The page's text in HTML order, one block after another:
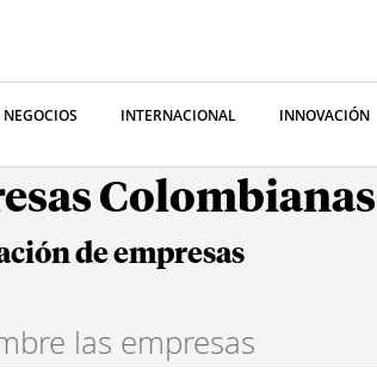
NEGOCIOS INTERNACIONAL INNOVACIÓN
Colombianas
de empresas